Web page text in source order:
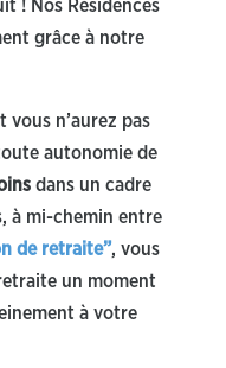
! Nos Résidences
grâce à notre
vous n’aurez pas
autonomie de
dans un cadre
à mi-chemin entre
de retraite”, vous
un moment
à votre